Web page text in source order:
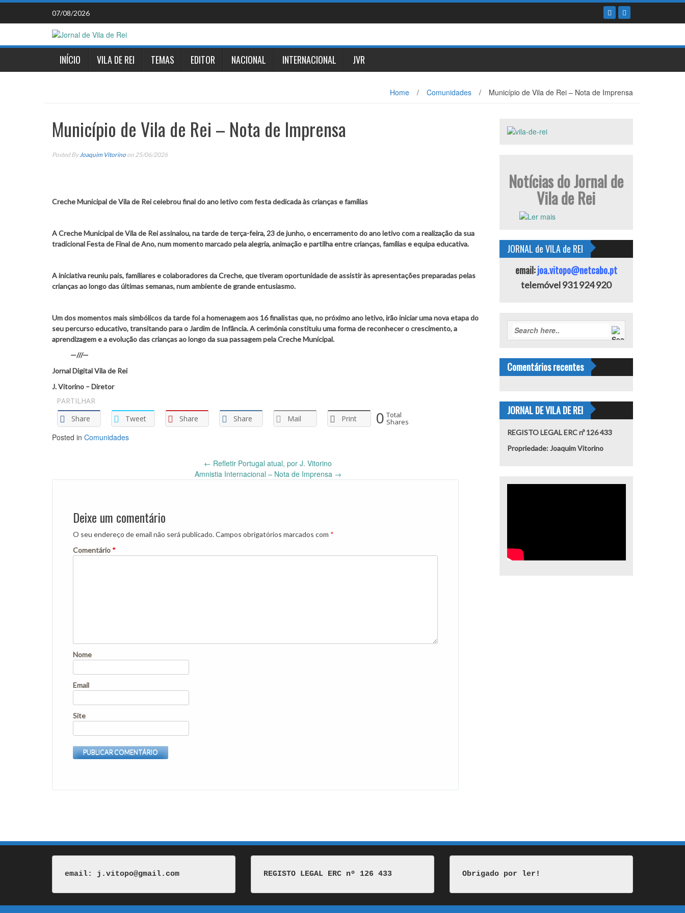
Skip
content
07/08/2026
INÍCIO VILA DE REI TEMAS EDITOR NACIONAL INTERNACIONAL JVR
Home / Comunidades / Município de Vila de Rei – Nota de Imprensa
Município de Vila de Rei – Nota de Imprensa
Posted By Joaquim Vitorino on 25/06/2026
Creche Municipal de Vila de Rei celebrou final do ano letivo com festa dedicada às crianças e famílias
A Creche Municipal de Vila de Rei assinalou, na tarde de terça-feira, 23 de junho, o encerramento do ano letivo com a realização da sua
tradicional Festa de Final de Ano, num momento marcado pela alegria, animação e partilha entre crianças, famílias e equipa educativa.
A iniciativa reuniu pais, familiares e colaboradores da Creche, que tiveram oportunidade de assistir às apresentações preparadas pelas
crianças ao longo das últimas semanas, num ambiente de grande entusiasmo.
Um dos momentos mais simbólicos da tarde foi a homenagem aos 16 finalistas que, no próximo ano letivo, irão iniciar uma nova etapa do
seu percurso educativo, transitando para o Jardim de Infância. A cerimónia constituiu uma forma de reconhecer o crescimento, a
aprendizagem e a evolução das crianças ao longo da sua passagem pela Creche Municipal.
—///—
Jornal Digital Vila de Rei
J. Vitorino – Diretor
PARTILHAR
Share
Tweet Share Share Mail Print 0 Total
Shares
Posted in Comunidades
navigation
← Refletir Portugal atual, por J. Vitorino
Amnistia Internacional – Nota de Imprensa →
Deixe um comentário
O seu endereço de email não será publicado.Campos obrigatórios marcados com *
Comentário *
Nome
Email
Site
Notícias do Jornal de
Vila de Rei
JORNAL de VILA de REI
email:joa.vitopo@netcabo.pt
telemóvel 931 924 920
Comentários recentes
JORNAL DE VILA DE REI
REGISTO LEGAL ERC nº 126 433
Propriedade: Joaquim Vitorino
email: j.vitopo@gmail.com REGISTO LEGAL ERC nº 126 433 Obrigado por ler!